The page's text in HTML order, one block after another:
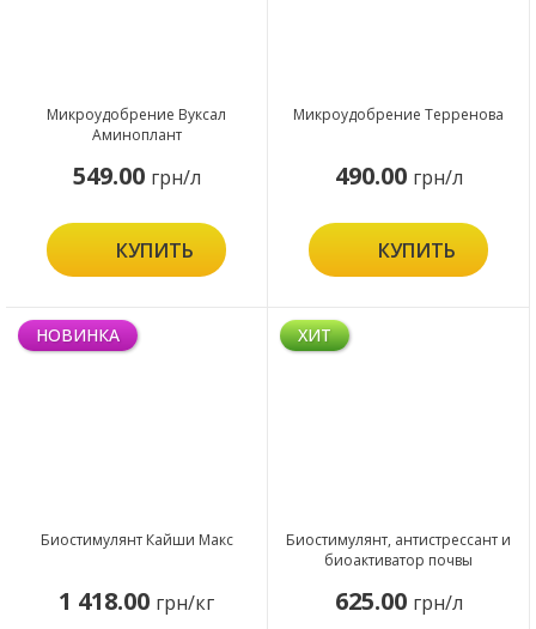
Микроудобрение Вуксал
Аминоплант
549.00 грн/л
КУПИТЬ
Микроудобрение Терренова
490.00 грн/л
КУПИТЬ
НОВИНКА
Биостимулянт Кайши Макс
1 418.00 грн/кг
ХИТ
Биостимулянт, антистрессант и
биоактиватор почвы
625.00 грн/л